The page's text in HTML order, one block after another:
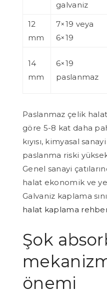
galvaniz
12
mm
7×19 veya
6×19
14
mm
6×19
paslanmaz
Paslanmaz çelik
göre 5-8 kat daha
kıyısı, kimyasal
paslanma riski
Genel sanayi
halat ekonomik ve
Galvaniz kaplama
halat kaplama
Şok
önemi